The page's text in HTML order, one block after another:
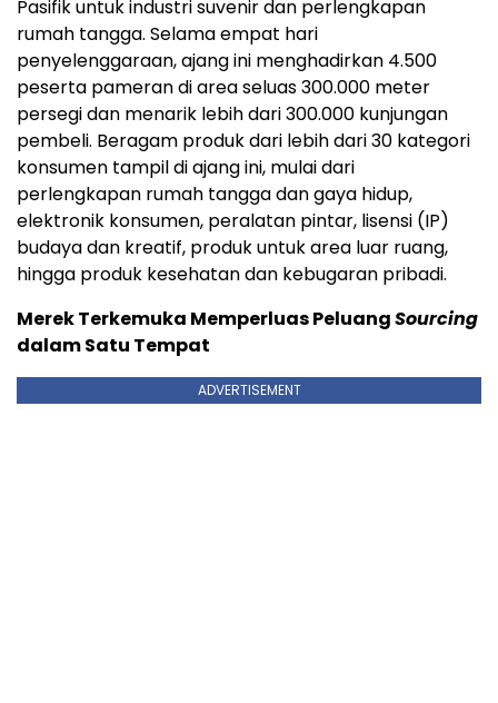
Pasifik untuk industri suvenir dan perlengkapan
rumah tangga. Selama empat hari
penyelenggaraan, ajang ini menghadirkan 4.500
peserta pameran di area seluas 300.000 meter
persegi dan menarik lebih dari 300.000 kunjungan
pembeli. Beragam produk dari lebih dari 30 kategori
konsumen tampil di ajang ini, mulai dari
perlengkapan rumah tangga dan gaya hidup,
elektronik konsumen, peralatan pintar, lisensi (IP)
budaya dan kreatif, produk untuk area luar ruang,
hingga produk kesehatan dan kebugaran pribadi.
Merek Terkemuka Memperluas PeluangSourcing
dalam Satu Tempat
ADVERTISEMENT